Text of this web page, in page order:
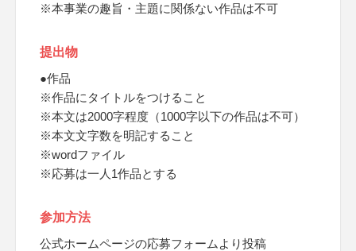
※本事業の趣旨・主題に関係ない作品は不可
提出物
●作品
※作品にタイトルをつけること
※本文は2000字程度（1000字以下の作品は不可）
※本文文字数を明記すること
※wordファイル
※応募は一人1作品とする
参加方法
公式ホームページの応募フォームより投稿